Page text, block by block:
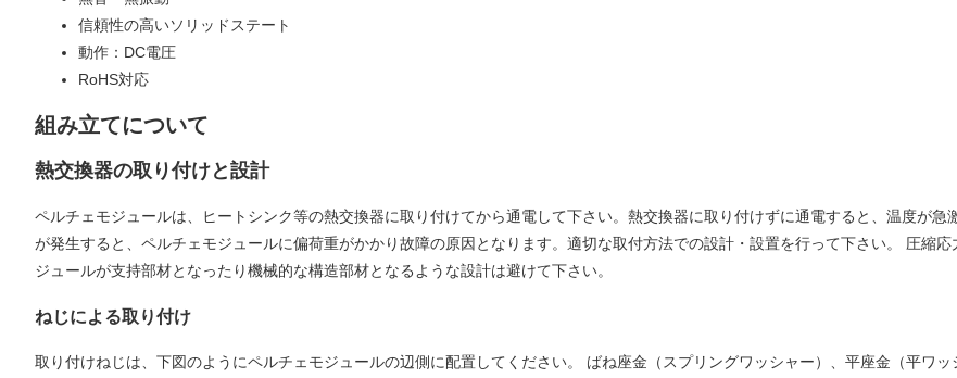
信頼性の高いソリッドステート
動作：DC電圧
RoHS対応
組み立てについて
熱交換器の取り付けと設計
ペルチェモジュールは、ヒートシンク等の熱交換器に取り付けてから通電して下さい。熱交換器に取り付けずに通電すると、温度が
が発生すると、ペルチェモジュールに偏荷重がかかり故障の原因となります。適切な取付方法での設計・設置を行って下さい。 圧縮
ジュールが支持部材となったり機械的な構造部材となるような設計は避けて下さい。
ねじによる取り付け
取り付けねじは、下図のようにペルチェモジュールの辺側に配置してください。 ばね座金（スプリングワッシャー）、平座金（平ワ